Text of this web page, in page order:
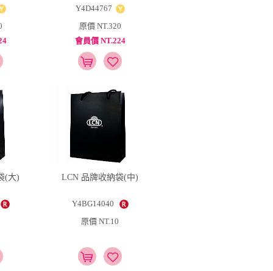
Y4D44767
原價 NT.320
會員價 NT.224
(大) LCN 品牌收納袋(中)
Y4BG14040
原價 NT.10